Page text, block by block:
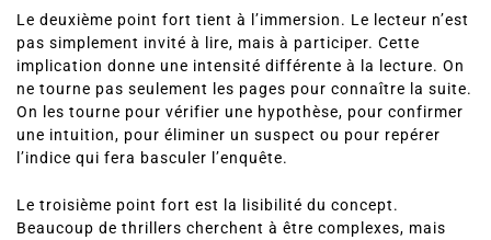
Le deuxième point fort tient à l’immersion. Le lecteur n’est
pas simplement invité à lire, mais à participer. Cette
implication donne une intensité différente à la lecture. On
ne tourne pas seulement les pages pour connaître la suite.
On les tourne pour vérifier une hypothèse, pour confirmer
une intuition, pour éliminer un suspect ou pour repérer
l’indice qui fera basculer l’enquête.
Le troisième point fort est la lisibilité du concept.
Beaucoup de thrillers cherchent à être complexes, mais